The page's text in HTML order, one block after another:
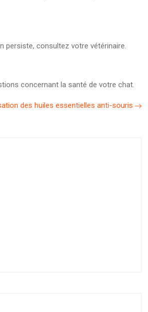
persiste, consultez votre vétérinaire.
concernant la santé de votre chat.
des huiles essentielles anti-souris